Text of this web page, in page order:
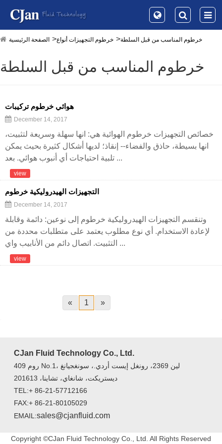
الصفحة الرئيسية خرطوم التجهيزات أنواع خرطوم المناسب من قبل السلطة
خرطوم المناسب من قبل السلطة
هوائي خرطوم تركيبات
December 14, 2017
خصائص التجهيزات خرطوم الهوائية هي: انها سهلة وسريعة لتثبيت،
انها بسيطة، حاذق والفضاء-- إنقاذ؛ لديها أشكال كثيرة بحيث يمكن
تلبية احتياجات أي أنبوب هوائي. بعد ...
view
التجهيزات الهيدروليكية خرطوم
December 14, 2017
وتنقسم التجهيزات الهيدروليكية خرطوم إلى نوعين: دائمة وقابلة
لإعادة الاستخدام. أي نوع مطلوب يعتمد على متطلبات محددة من
التثبيت. اتصال دائم من الأنابيب واي ...
view
« 1 »
CJan Fluid Technology Co., Ltd.
روم 409 No.1، لين 2369، رونغل إيست أردي.، سونغجيانغ
ديستريكت، شانغاي، تشاينا، 201613
TEL:+ 86-21-57712166
FAX:+ 86-21-80105029
EMAIL:sales@cjanfluid.com
Copyright ©CJan Fluid Technology Co., Ltd. All Rights Reserved